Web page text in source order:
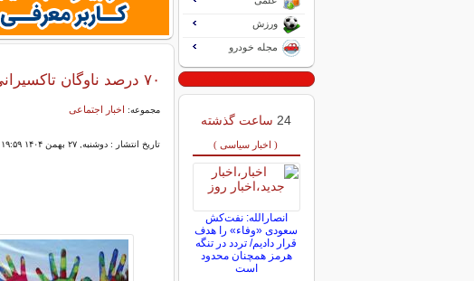
۷۰ درصد ناوگان تاکسیرانی ایران فرسوده است
مجموعه: اخبار اجتماعی
تاریخ انتشار : دوشنبه, ۲۷ بهمن ۱۴۰۴ ۱۹:۵۹
ورزش
مجله خودرو
24 ساعت گذشته
( اخبار سیاسی )
انصارالله: نفت‌کش
سعودی «وفاء» را هدف
قرار دادیم/ تردد در تنگه
هرمز همچنان محدود
است